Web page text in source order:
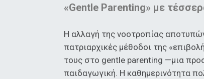
«Gentle Parenting» με
Η αλλαγή της νοοτροπίας
πατριαρχικές μέθοδοι της
τους στο gentle parenting —μια
παιδαγωγική. Η καθημερινότητα